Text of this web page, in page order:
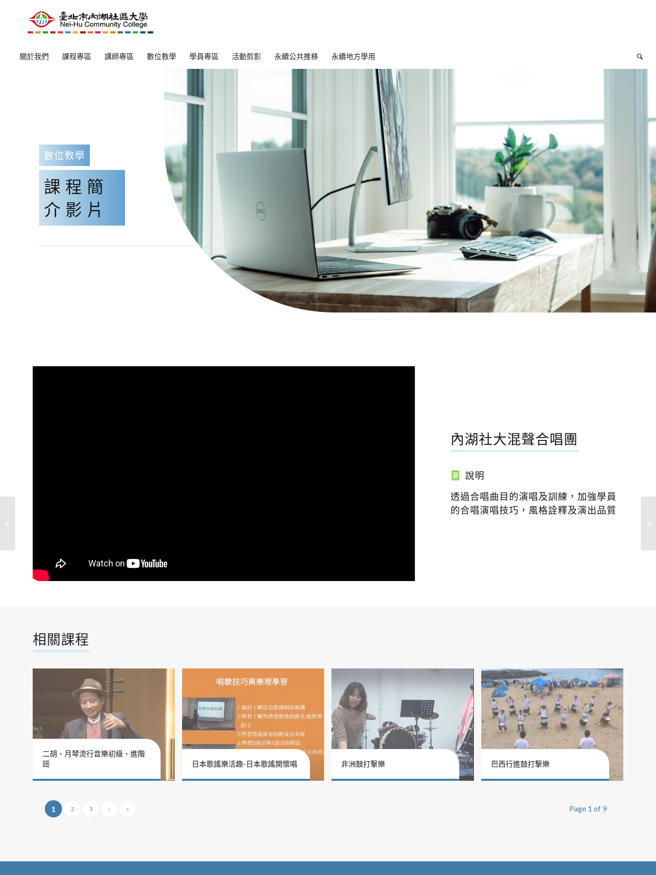
關於我們 課程專區 講師專區 數位教學 學員專區 活動剪影 永續公共推移 永續地方學用
數位教學
課程簡
介影片
內湖社大混聲合唱團
說明
透過合唱曲目的演唱及訓練，加強學員
的合唱演唱技巧，風格詮釋及演出品質
相關課程
二胡、月琴流行音樂初級、進階
班
日本歌謠樂活趣-日本歌謠開懷唱 非洲鼓打擊樂 巴西行進鼓打擊樂
Page 1 of 9
1 2 3 › »